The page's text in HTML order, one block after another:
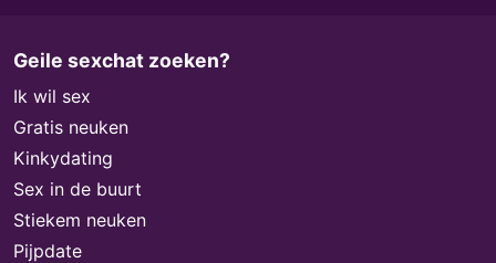
Geile sexchat zoeken?
Ik wil sex
Gratis neuken
Kinkydating
Sex in de buurt
Stiekem neuken
Pijpdate